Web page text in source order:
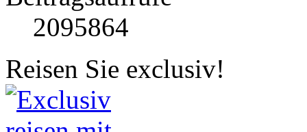
2095864
Reisen Sie exclusiv!